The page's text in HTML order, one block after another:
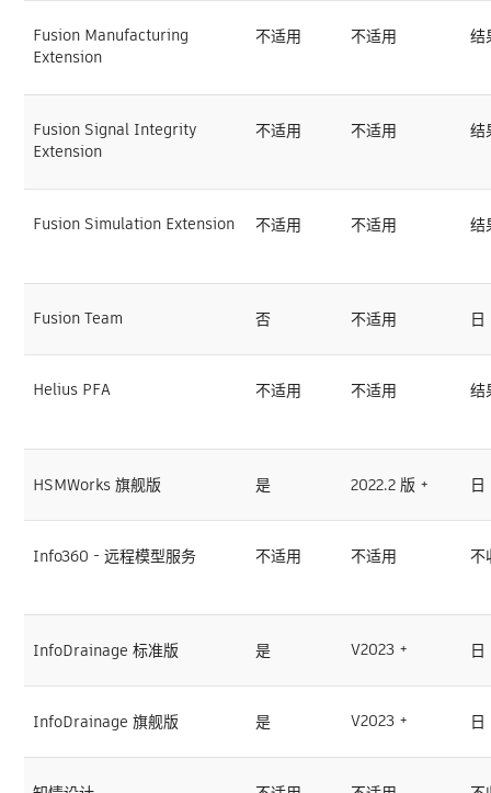
Fusion Manufacturing
Extension
不适用 不适用 结
Fusion Signal Integrity
Extension
不适用 不适用 结
Fusion Simulation Extension 不适用 不适用 结
Fusion Team 否 不适用 日
Helius PFA 不适用 不适用 结
HSMWorks 旗舰版 是 2022.2 版 + 日
Info360 - 远程模型服务 不适用 不适用 不
InfoDrainage 标准版 是 V2023 + 日
InfoDrainage 旗舰版 是 V2023 + 日